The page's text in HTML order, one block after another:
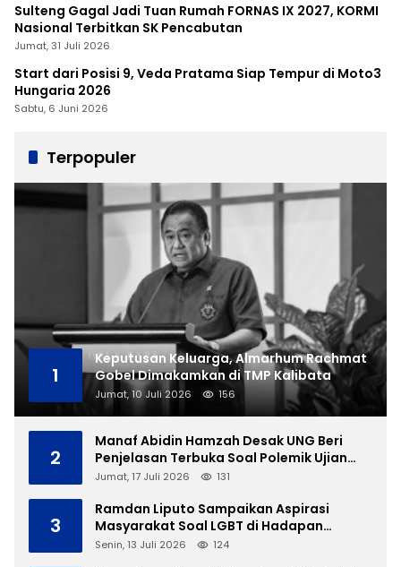
Sulteng Gagal Jadi Tuan Rumah FORNAS IX 2027, KORMI
Nasional Terbitkan SK Pencabutan
Jumat, 31 Juli 2026
Start dari Posisi 9, Veda Pratama Siap Tempur di Moto3
Hungaria 2026
Sabtu, 6 Juni 2026
Terpopuler
1
Keputusan Keluarga, Almarhum Rachmat
Gobel Dimakamkan di TMP Kalibata
Jumat, 10 Juli 2026 156
2
Manaf Abidin Hamzah Desak UNG Beri
Penjelasan Terbuka Soal Polemik Ujian
Skripsi Mahasiswi
Jumat, 17 Juli 2026 131
3
Ramdan Liputo Sampaikan Aspirasi
Masyarakat Soal LGBT di Hadapan
Gubernur Gusnar
Senin, 13 Juli 2026 124